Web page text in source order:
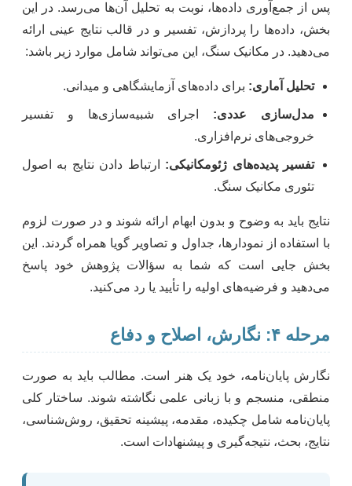
پس از جمع‌آوری داده‌ها، نوبت به تحلیل آن‌ها می‌رسد. در این
بخش، داده‌ها را پردازش، تفسیر و در قالب نتایج عینی ارائه
می‌دهید. در مکانیک سنگ، این می‌تواند شامل موارد زیر باشد:
تحلیل آماری: برای داده‌های آزمایشگاهی و میدانی.
مدل‌سازی عددی: اجرای شبیه‌سازی‌ها و تفسیر
خروجی‌های نرم‌افزاری.
تفسیر پدیده‌های ژئومکانیکی: ارتباط دادن نتایج به اصول
تئوری مکانیک سنگ.
نتایج باید به وضوح و بدون ابهام ارائه شوند و در صورت لزوم
با استفاده از نمودارها، جداول و تصاویر گویا همراه گردند. این
بخش جایی است که شما به سؤالات پژوهش خود پاسخ
می‌دهید و فرضیه‌های اولیه را تأیید یا رد می‌کنید.
مرحله ۴: نگارش، اصلاح و دفاع
نگارش پایان‌نامه، خود یک هنر است. مطالب باید به صورت
منطقی، منسجم و با زبانی علمی نگاشته شوند. ساختار کلی
پایان‌نامه شامل چکیده، مقدمه، پیشینه تحقیق، روش‌شناسی،
نتایج، بحث، نتیجه‌گیری و پیشنهادات است.